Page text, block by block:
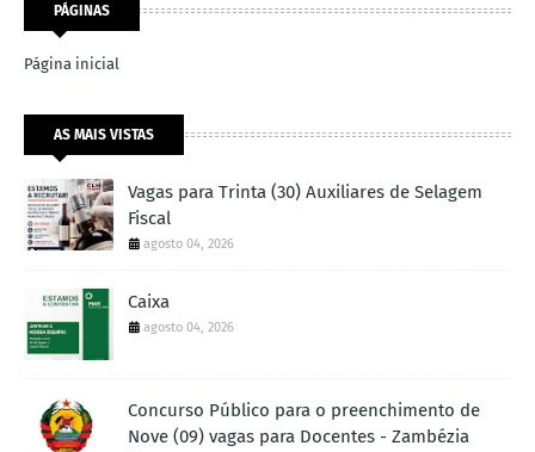
PÁGINAS
Página inicial
AS MAIS VISTAS
Vagas para Trinta (30) Auxiliares de Selagem
Fiscal
agosto 04, 2026
Caixa
agosto 04, 2026
Concurso Público para o preenchimento de
Nove (09) vagas para Docentes - Zambézia